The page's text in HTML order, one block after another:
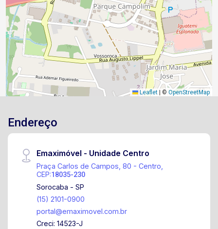
Leaflet © OpenStreetMap
Endereço
Emaximóvel - Unidade Centro
Praça Carlos de Campos, 80 - Centro,
CEP:18035-230
Sorocaba - SP
(15) 2101-0900
portal@emaximovel.com.br
Creci: 14523-J